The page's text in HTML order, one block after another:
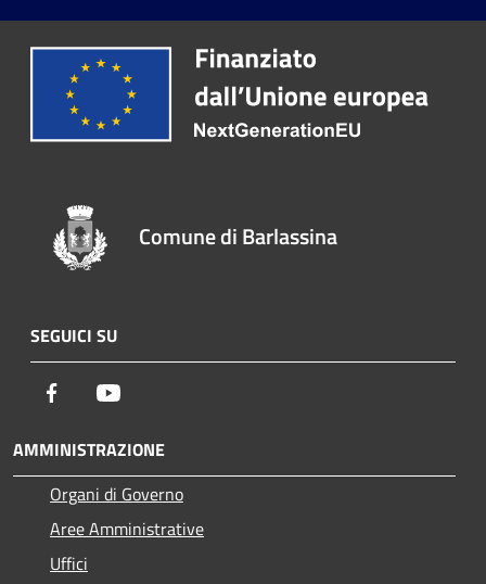
Comune di Barlassina
SEGUICI SU
Facebook
AMMINISTRAZIONE
Organi di Governo
Aree Amministrative
Uffici